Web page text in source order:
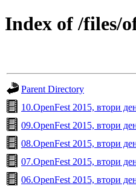
Index of /files/
Parent Directory
10.OpenFest 2015, втори
09.OpenFest 2015, втори
08.OpenFest 2015, втори
07.OpenFest 2015, втори
06.OpenFest 2015, втори